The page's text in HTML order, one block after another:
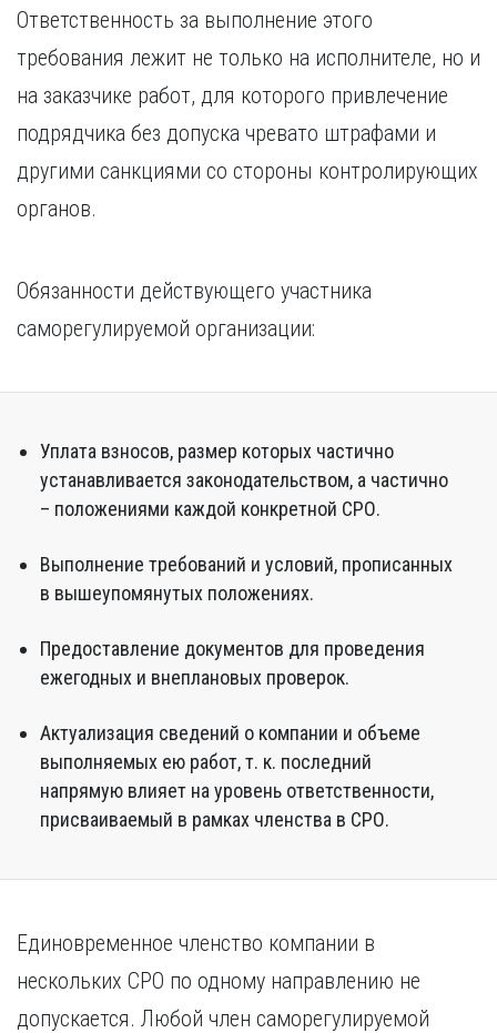
Мурманск
Н
Набережные Челны
Нижний Новгород
Нижний Тагил
Новокузнецк
Я
Ярославль
Ответственность за выполнение этого
требования лежит не только на исполнителе, но и
на заказчике работ, для которого привлечение
подрядчика без допуска чревато штрафами и
другими санкциями со стороны контролирующих
органов.
Обязанности действующего участника
саморегулируемой организации:
Уплата взносов, размер которых частично
устанавливается законодательством, а частично
– положениями каждой конкретной СРО.
Выполнение требований и условий, прописанных
в вышеупомянутых положениях.
Предоставление документов для проведения
ежегодных и внеплановых проверок.
Актуализация сведений о компании и объеме
выполняемых ею работ, т. к. последний
напрямую влияет на уровень ответственности,
присваиваемый в рамках членства в СРО.
Единовременное членство компании в
нескольких СРО по одному направлению не
допускается. Любой член саморегулируемой